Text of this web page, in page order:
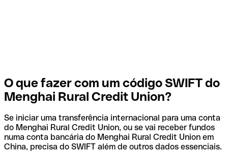
O que fazer com um código SWIFT do
Menghai Rural Credit Union?
Se iniciar uma transferência internacional para uma conta
do Menghai Rural Credit Union, ou se vai receber fundos
numa conta bancária do Menghai Rural Credit Union em
China, precisa do SWIFT além de outros dados essenciais.